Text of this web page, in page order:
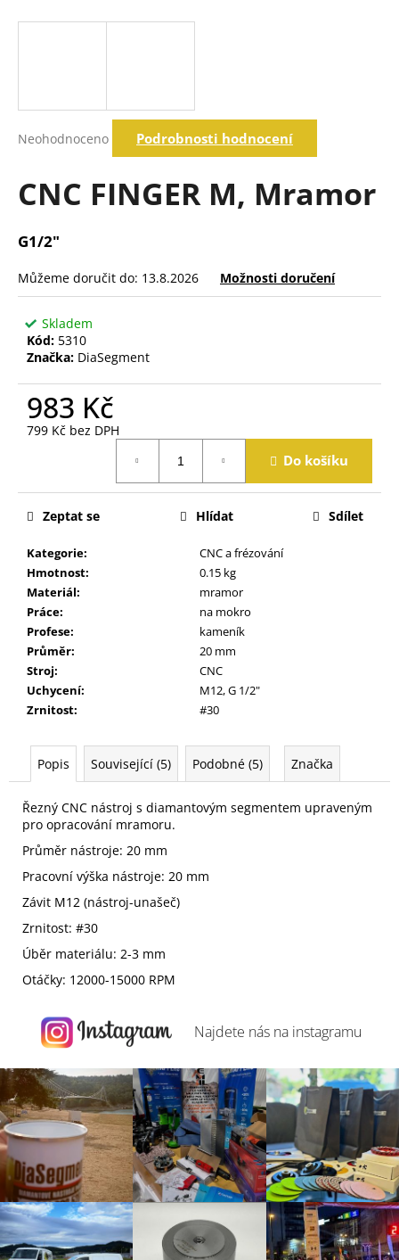
hodnocení
0,0
hvězdiček.
Neohodnoceno Podrobnosti hodnocení
CNC FINGER M, Mramor
G1/2"
Můžeme doručit do: 13.8.2026 Možnosti doručení
Skladem
Kód: 5310
Značka: DiaSegment
983 Kč
799 Kč bez DPH
Do košíku
Kategorie:
CNC a frézování
Hmotnost:
0.15 kg
Materiál:
mramor
Práce:
na mokro
Profese:
kameník
Průměr:
20 mm
Stroj:
CNC
Uchycení:
M12, G 1/2"
Zrnitost: #30
Zeptat se Hlídat Sdílet
Popis Související (5) Podobné (5) Značka
Řezný CNC nástroj s diamantovým segmentem upraveným
pro opracování mramoru.
Průměr nástroje: 20 mm
Pracovní výška nástroje: 20 mm
Závit M12 (nástroj-unašeč)
Zrnitost: #30
Úběr materiálu: 2-3 mm
Otáčky: 12000-15000 RPM
a
?
Hledat
D
o
p
r
u
u
e
Najdete nás na instagramu